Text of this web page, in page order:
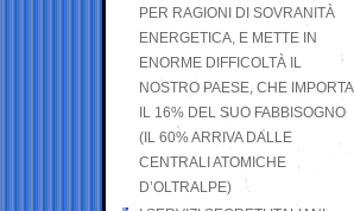
PER RAGIONI DI SOVRANITÀ
ENERGETICA, E METTE IN
ENORME DIFFICOLTÀ IL
NOSTRO PAESE, CHE IMPORTA
IL 16% DEL SUO FABBISOGNO
(IL 60% ARRIVA DALLE
CENTRALI ATOMICHE
D’OLTRALPE)